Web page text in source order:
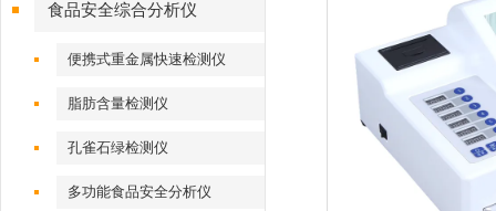
食品安全综合分析仪
便携式重金属快速检测仪
脂肪含量检测仪
孔雀石绿检测仪
多功能食品安全分析仪